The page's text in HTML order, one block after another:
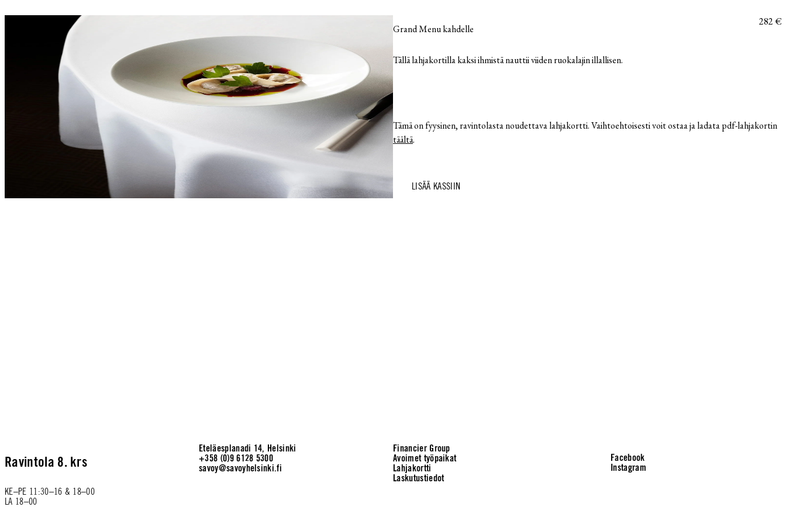
Grand Menu kahdelle
282 €
Tällä lahjakortilla kaksi ihmistä nauttii viiden ruokalajin illallisen.
Tämä on fyysinen, ravintolasta noudettava lahjakortti. Vaihtoehtoisesti voit ostaa ja ladata pdf-lahjakortin
täältä.
LISÄÄ KASSIIN
Ravintola 8. krs
KE–PE 11:30–16 & 18–00
LA 18–00
Eteläesplanadi 14, Helsinki
+358 (0)9 6128 5300
savoy@savoyhelsinki.fi
Financier Group
Avoimet työpaikat
Lahjakortti
Laskutustiedot
Facebook
Instagram